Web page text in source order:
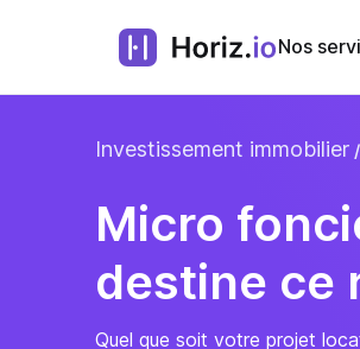
Nos
Investissement immobilier
Micro
destine ce
Quel que soit votre projet